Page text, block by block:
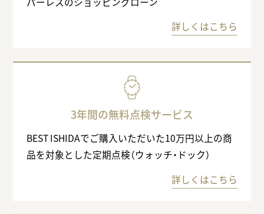
詳しくはこちら
3年間の無料点検サービス
BEST ISHIDAでご購入いただいた10万円以上の商
品を対象とした定期点検（ウォッチ・ドック）
詳しくはこちら